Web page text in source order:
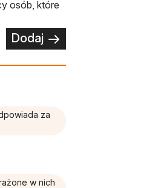
osób, które
Dodaj
za
w nich